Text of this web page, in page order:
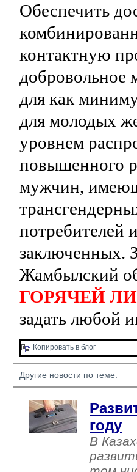
Обеспечить
контактную
добровольное
для как
для молодых
уровнем
повышенного
мужчин,
потребителей
заключенных.
Жамбылский
ГОРЯЧЕЙ
задать любой
Копировать в блог
Другие новости по теме:
году
В